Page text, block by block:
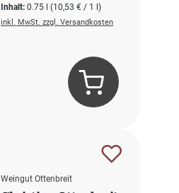
Inhalt:0.75 l(10,53 € / 1 l)
inkl. MwSt. zzgl. Versandkosten
Weingut Ottenbreit